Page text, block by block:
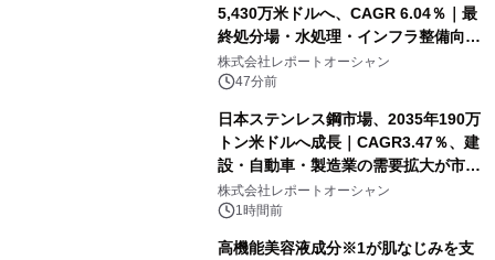
5,430万米ドルへ、CAGR 6.04％｜最
終処分場・水処理・インフラ整備向け
需要拡大
株式会社レポートオーシャン
47分前
日本ステンレス鋼市場、2035年190万
トン米ドルへ成長｜CAGR3.47％、建
設・自動車・製造業の需要拡大が市場
を牽引
株式会社レポートオーシャン
1時間前
高機能美容液成分※1が肌なじみを支